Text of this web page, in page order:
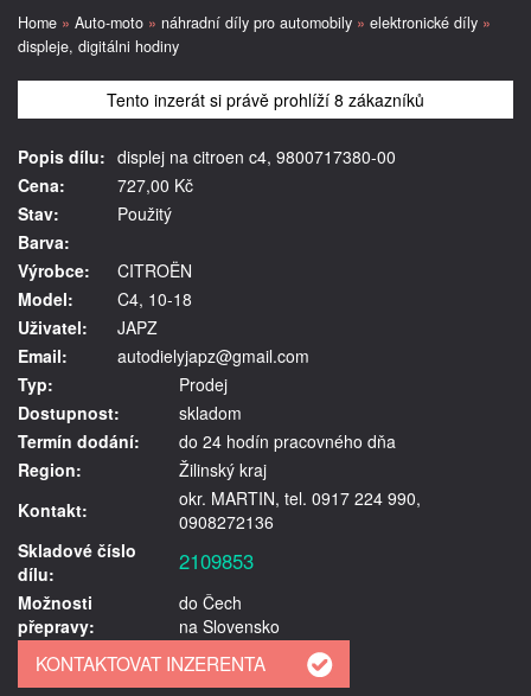
Home » Auto-moto » náhradní díly pro automobily » elektronické díly »
displeje, digitálni hodiny
Tento inzerát si právě prohlíží 8 zákazníků
Popis dílu: displej na citroen c4, 9800717380-00
Cena:
727,00 Kč
Stav:
Použitý
Barva:
Výrobce:
CITROËN
Model:
C4, 10-18
Uživatel:
JAPZ
Email:
autodielyjapz@gmail.com
Typ:
Prodej
Dostupnost:
skladom
Termín dodání:
do 24 hodín pracovného dňa
Region:
Žilinský kraj
Kontakt:
okr. MARTIN, tel. 0917 224 990,
0908272136
Skladové číslo
dílu:
2109853
Možnosti
přepravy:
do Čech
na Slovensko